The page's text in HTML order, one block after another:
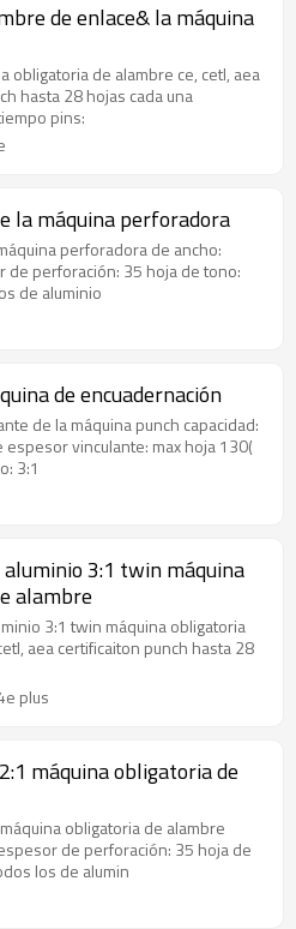
de enlace& la máquina
obligatoria de alambre ce, cetl, aea
hasta 28 hojas cada una
pins:
la máquina perforadora
perforadora de ancho:
de perforación: 35 hoja de tono:
de aluminio
de encuadernación
de la máquina punch capacidad:
espesor vinculante: max hoja 130(
3:1
aluminio 3:1 twin máquina
alambre
3:1 twin máquina obligatoria
aea certificaiton punch hasta 28
plus
máquina obligatoria de
obligatoria de alambre
de perforación: 35 hoja de
los de alumin